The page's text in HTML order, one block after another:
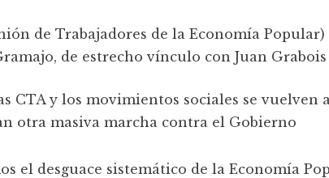
de Trabajadores de la Economía
de estrecho vínculo con Juan
el desguace sistemático de la Economía